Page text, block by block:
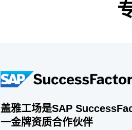
盖雅工场是SAP
一金牌资质合作伙伴